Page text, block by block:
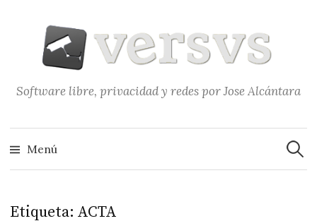
contenido
Software libre, privacidad y redes por Jose Alcántara
Menú
Etiqueta: ACTA